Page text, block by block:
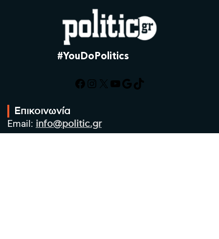
#YouDoPolitics
Facebook
Instagram
X YouTube
Google
TikTok
Επικοινωνία
Email: info@politic.gr
Τηλ: